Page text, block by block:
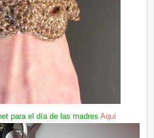
para el día de las madres Aquí